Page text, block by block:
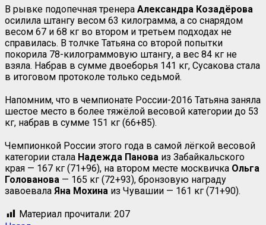
В рывке подопечная тренера Александра Козадёрова
осилила штангу весом 63 килограмма, а со снарядом
весом 67 и 68 кг во втором и третьем подходах не
справилась. В толчке Татьяна со второй попытки
покорила 78-килограммовую штангу, а вес 84 кг не
взяла. Набрав в сумме двоеборья 141 кг, Сусакова стала
в итоговом протоколе только седьмой.
Напомним, что в чемпионате России-2016 Татьяна заняла
шестое место в более тяжёлой весовой категории до 53
кг, набрав в сумме 151 кг (66+85).
Чемпионкой России этого года в самой лёгкой весовой
категории стала Надежда Панова из Забайкальского
края — 167 кг (71+96), на втором месте москвичка Ольга
Голованова — 165 кг (72+93), бронзовую награду
завоевала Яна Мохина из Чувашии — 161 кг (71+90).
Материал прочитали: 207